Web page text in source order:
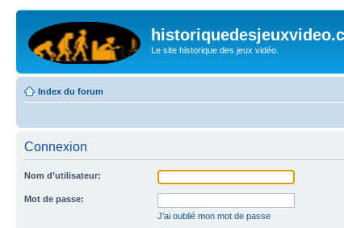
Le site historique des jeux vidéo.
Index du forum
Connexion
Nom d’utilisateur:
Mot de passe:
J’ai oublié mon mot de passe